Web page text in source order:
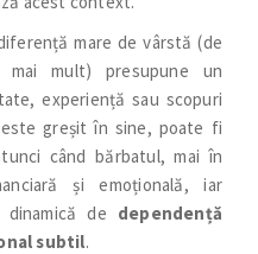
mare de vârstă (de
mai mult) presupune un
experiență sau scopuri
greșit în sine, poate fi
când bărbatul, mai în
și emoțională, iar
de dependență
subtil.